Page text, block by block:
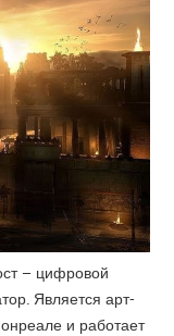
– цифровой
Является арт-
и работает